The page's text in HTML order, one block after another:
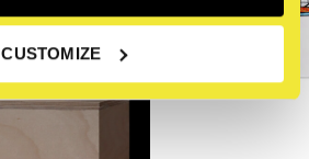
CUSTOMIZE